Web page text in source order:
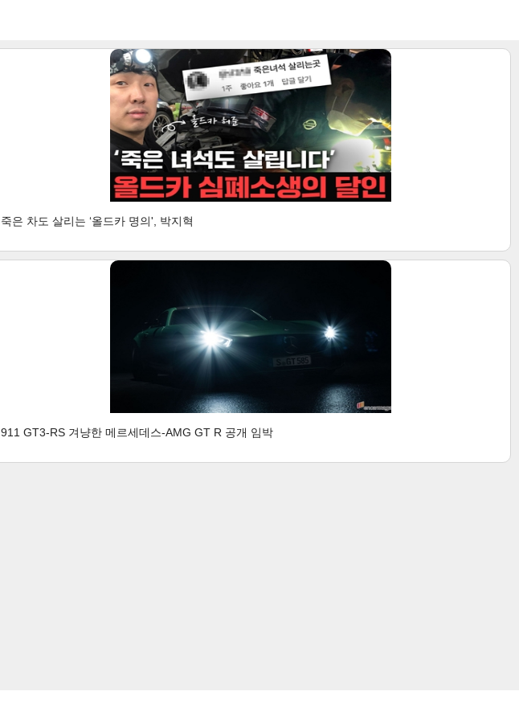
죽은 차도 살리는 ‘올드카 명의', 박지혁
911 GT3-RS 겨냥한 메르세데스-AMG GT R 공개 임박